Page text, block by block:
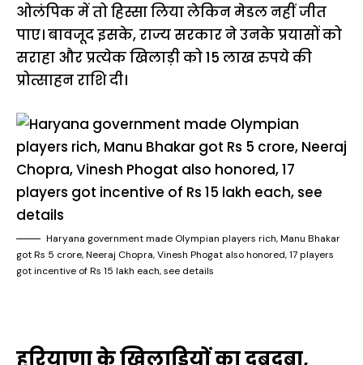
ओलंपिक में तो हिस्सा लिया लेकिन मेडल नहीं जीत
पाए। बावजूद इसके, राज्य सरकार ने उनके प्रयासों को
सराहा और प्रत्येक खिलाड़ी को 15 लाख रुपये की
प्रोत्साहन राशि दी।
Haryana government made Olympian players rich, Manu Bhakar
got Rs 5 crore, Neeraj Chopra, Vinesh Phogat also honored, 17 players
got incentive of Rs 15 lakh each, see details
हरियाणा के खिलाड़ियों का दबदबा,